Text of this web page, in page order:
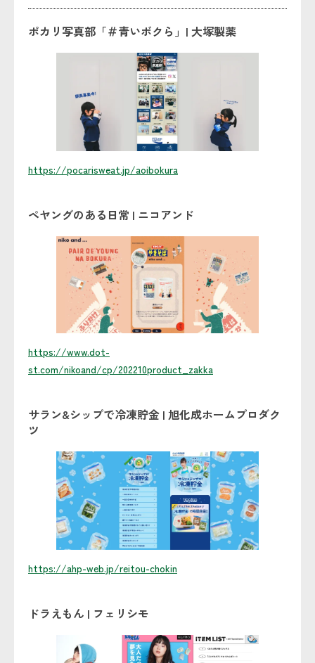
ポカリ写真部「＃青いボクら」| 大塚製薬
https://pocarisweat.jp/aoibokura
ペヤングのある日常 | ニコアンド
https://www.dot-
st.com/nikoand/cp/202210product_zakka
サラン&シップで冷凍貯金 | 旭化成ホームプロダク
ツ
https://ahp-web.jp/reitou-chokin
ドラえもん | フェリシモ